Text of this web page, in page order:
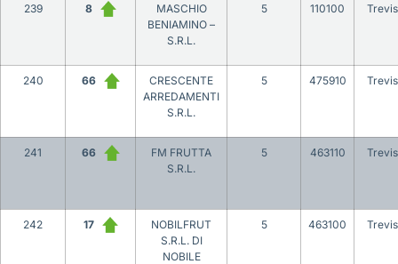
239 8
MASCHIO
BENIAMINO –
S.R.L.
5 110100
240 66
CRESCENTE
ARREDAMENTI
S.R.L.
5 475910
241 66
FM FRUTTA
S.R.L.
5 463110
242 17
NOBILFRUT
S.R.L. DI
NOBILE
5 463100